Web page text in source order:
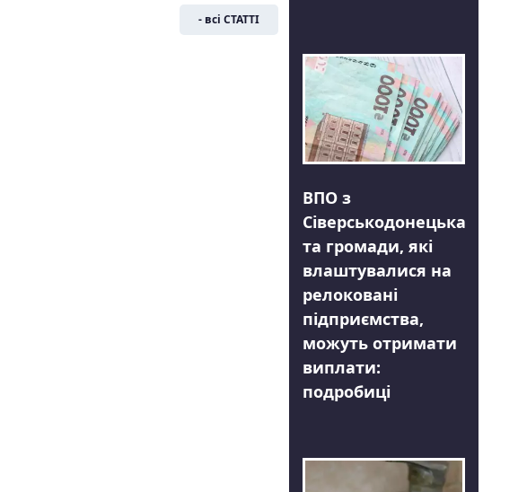
- всі СТАТТІ
ВПО з
Сіверськодонецька
та громади, які
влаштувалися на
релоковані
підприємства,
можуть отримати
виплати:
подробиці